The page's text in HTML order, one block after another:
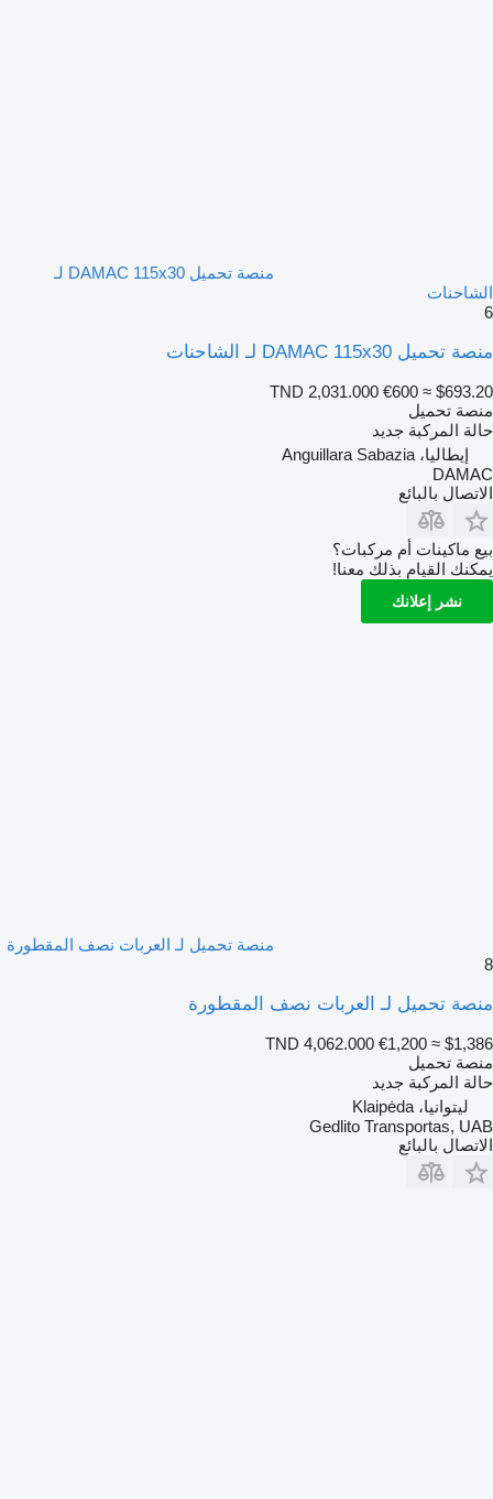
منصة تحميل DAMAC 115x30 لـ
الشاحنات
6
منصة تحميل DAMAC 115x30 لـ الشاحنات
TND 2,031.000 €600 ≈ $693.20
منصة تحميل
حالة المركبة جديد
إيطاليا، Anguillara Sabazia
DAMAC
الاتصال بالبائع
بيع ماكينات أم مركبات؟
يمكنك القيام بذلك معنا!
نشر إعلانك
منصة تحميل لـ العربات نصف المقطورة
8
منصة تحميل لـ العربات نصف المقطورة
TND 4,062.000 €1,200 ≈ $1,386
منصة تحميل
حالة المركبة جديد
ليتوانيا، Klaipėda
Gedlito Transportas, UAB
الاتصال بالبائع